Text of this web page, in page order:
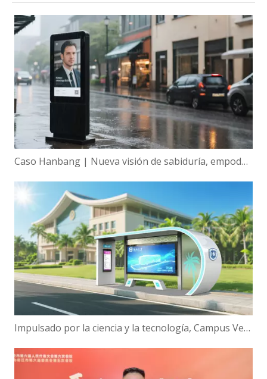
Caso Hanbang | Nueva visión de sabiduría, empoderamiento global de la tecnología de visualización inteligente de Hanbang
Impulsado por la ciencia y la tecnología, Campus Verde | ¡Hanbang Intelligence trabaja con la Universidad de Hainan para construir una nueva ecología de viajes inteligentes!